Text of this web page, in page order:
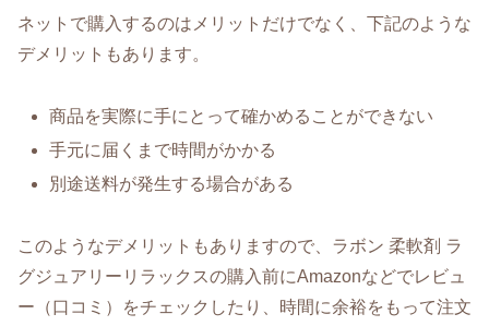
ネットで購入するのはメリットだけでなく、下記のような
デメリットもあります。
商品を実際に手にとって確かめることができない
手元に届くまで時間がかかる
別途送料が発生する場合がある
このようなデメリットもありますので、ラボン 柔軟剤 ラ
グジュアリーリラックスの購入前にAmazonなどでレビュ
ー（口コミ）をチェックしたり、時間に余裕をもって注文